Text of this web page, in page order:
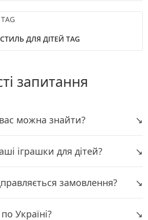
ДЛЯ ДІТЕЙ ТАG
запитання
можна знайти?
іграшки для дітей?
замовлення?
Україні?